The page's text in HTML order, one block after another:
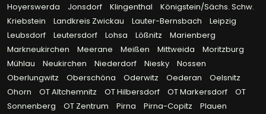
Hoyerswerda
Jonsdorf Klingenthal
Königstein/Sächs. Schw.
Kriebstein
Landkreis Zwickau Lauter-Bernsbach
Leipzig
Leubsdorf
Leutersdorf Lohsa Lößnitz
Marienberg
Markneukirchen
Meerane Meißen Mittweida
Moritzburg
Mühlau
Neukirchen Niederdorf Niesky
Nossen
Oberlungwitz
Oberschöna Oderwitz Oederan
Oelsnitz
Ohorn
OT Altchemnitz OT Hilbersdorf OT Markersdorf
OT
Sonnenberg
OT Zentrum Pirna Pirna-Copitz
Plauen